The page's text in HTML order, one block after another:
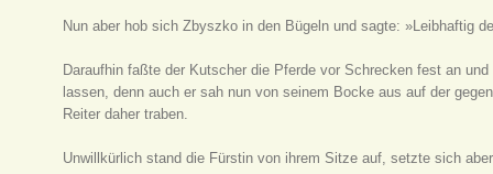
Nun aber hob sich Zbyszko in den Bügeln und sagte: »Leibhaftig
Daraufhin faßte der Kutscher die Pferde vor Schrecken fest an
lassen, denn auch er sah nun von seinem Bocke aus auf der
Reiter daher traben.
Unwillkürlich stand die Fürstin von ihrem Sitze auf, setzte sich